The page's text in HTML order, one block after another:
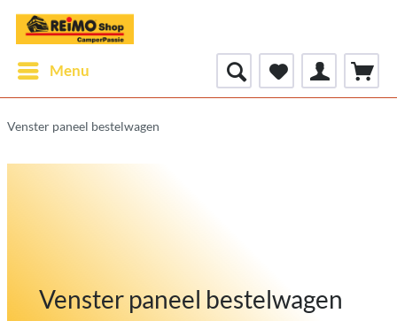
Menu
Venster paneel bestelwagen
Venster paneel bestelwagen